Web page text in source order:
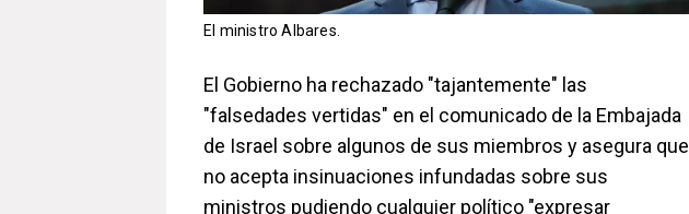
El ministro Albares.
El Gobierno ha rechazado "tajantemente" las
"falsedades vertidas" en el comunicado de la Embajada
de Israel sobre algunos de sus miembros y asegura que
no acepta insinuaciones infundadas sobre sus
ministros pudiendo cualquier político "expresar